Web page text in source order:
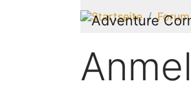
Startseite Forum